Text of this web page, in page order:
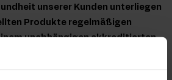
unserer Kunden unterliegen
Produkte regelmäßigen
unabhängigen akkreditierten
zu gewährleisten und